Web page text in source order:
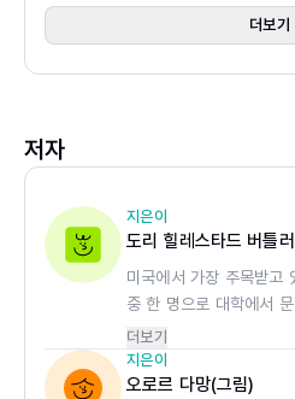
만, 조금씩 마음을 열게 되지요.
책에서 실종된 카즈의 형 핀의
관 어딘가에 있을지도 모르는 핀
도 해결하기 위해 C&K 유령 탐정
게 클레어는 모든 걸 가르쳐 주
도 너무 다른 두 아이는 금세 공
요. 클레어는 가족과 헤어져 막
없이 든든한 친구가 되어 줄 거
할수록 더욱 끈끈해지는 카즈와
나 보세요!
더보기
저자
지은이
도리 힐레스타드 버틀러
미국에서 가장 주목받고
중 한 명으로 대학에서
니다. 미국 어린이들이
여러 차례 뽑히기도 했습
건》으로 2011년 최우수
더보기
지은이
오로르 다망(그림)